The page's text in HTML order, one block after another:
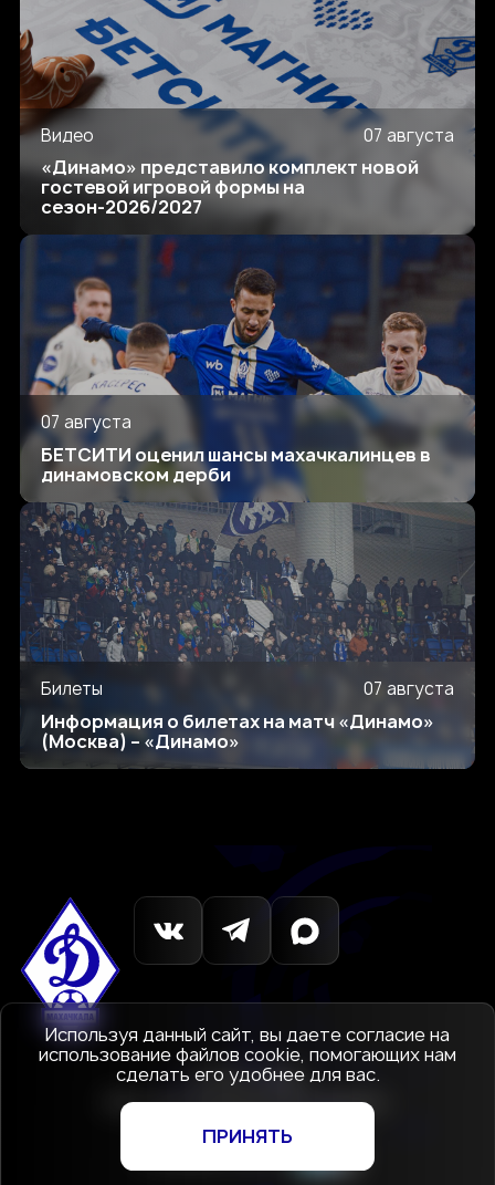
Видео 07 августа
«Динамо» представило комплект новой
гостевой игровой формы на
сезон-2026/2027
07 августа
БЕТСИТИ оценил шансы махачкалинцев в
динамовском дерби
Билеты 07 августа
Информация о билетах на матч «Динамо»
(Москва) – «Динамо»
© 1927-2026
АНО «Футбольный клуб Динамо»
Махачкала
Используя данный сайт, вы даете согласие на
использование файлов cookie, помогающих нам
сделать его удобнее для вас.
ПРИНЯТЬ